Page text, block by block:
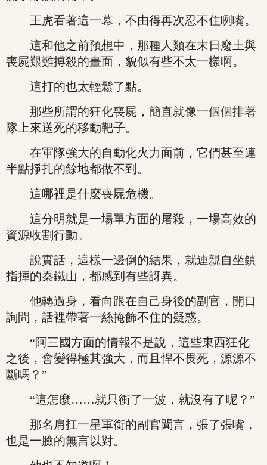
王虎看著這一幕，不由得再次忍不住咧嘴。
這和他之前預想中，那種人類在末日廢土與
喪屍艱難搏殺的畫面，貌似有些不太一樣啊。
這打的也太輕鬆了點。
那些所謂的狂化喪屍，簡直就像一個個排著
隊上來送死的移動靶子。
在軍隊強大的自動化火力面前，它們甚至連
半點掙扎的餘地都做不到。
這哪裡是什麼喪屍危機。
這分明就是一場單方面的屠殺，一場高效的
資源收割行動。
說實話，這樣一邊倒的結果，就連親自坐鎮
指揮的秦鐵山，都感到有些訝異。
他轉過身，看向跟在自己身後的副官，開口
詢問，話裡帶著一絲掩飾不住的疑惑。
“阿三國方面的情報不是說，這些東西狂化
之後，會變得極其強大，而且悍不畏死，源源不
斷嗎？”
“這怎麼……就只衝了一波，就沒有了呢？”
那名肩扛一星軍銜的副官聞言，張了張嘴，
也是一臉的無言以對。